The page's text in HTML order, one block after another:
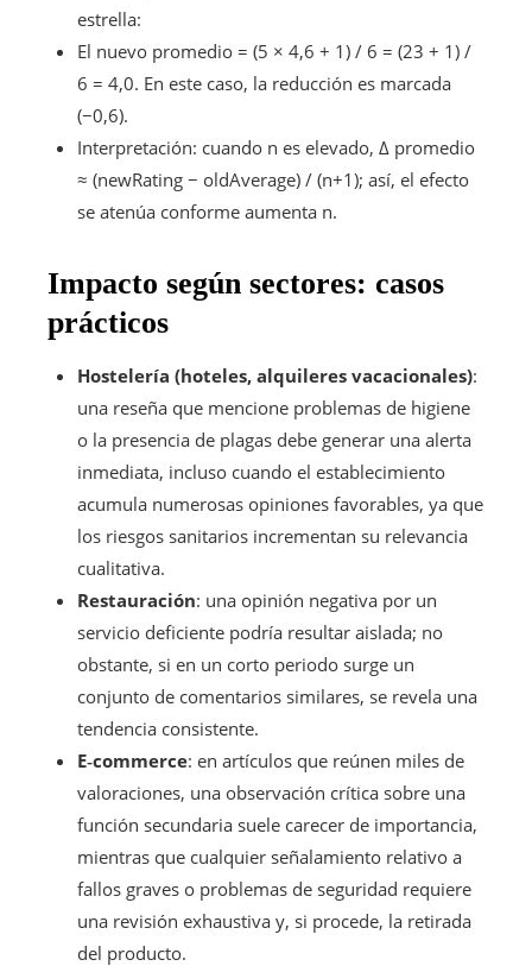
estrella:
El nuevo promedio = (5 × 4,6 + 1) / 6 = (23 + 1) /
6 = 4,0. En este caso, la reducción es marcada
(−0,6).
Interpretación: cuando n es elevado, Δ promedio
≈ (newRating − oldAverage) / (n+1); así, el efecto
se atenúa conforme aumenta n.
Impacto según sectores: casos
prácticos
Hostelería (hoteles, alquileres vacacionales):
una reseña que mencione problemas de higiene
o la presencia de plagas debe generar una alerta
inmediata, incluso cuando el establecimiento
acumula numerosas opiniones favorables, ya que
los riesgos sanitarios incrementan su relevancia
cualitativa.
Restauración: una opinión negativa por un
servicio deficiente podría resultar aislada; no
obstante, si en un corto periodo surge un
conjunto de comentarios similares, se revela una
tendencia consistente.
E‑commerce: en artículos que reúnen miles de
valoraciones, una observación crítica sobre una
función secundaria suele carecer de importancia,
mientras que cualquier señalamiento relativo a
fallos graves o problemas de seguridad requiere
una revisión exhaustiva y, si procede, la retirada
del producto.